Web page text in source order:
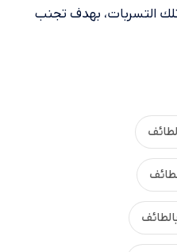
التسربات، بهدف تجنب